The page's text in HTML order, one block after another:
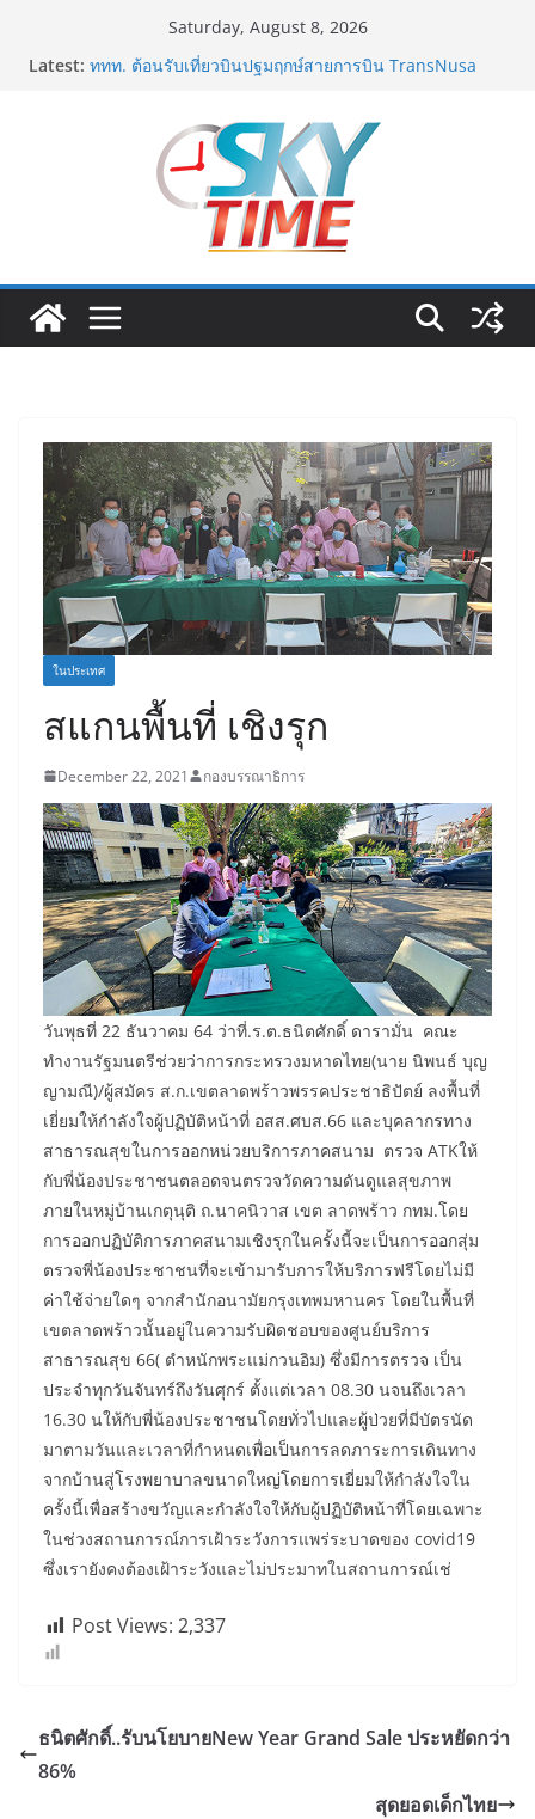
Saturday, August 8, 2026
Latest: ททท. เดินหน้ารุกตลาด Corporate Travel ดึงเอเย่นต์กว่า
ททท. ต้อนรับเที่ยวบินปฐมฤกษ์สายการบิน TransNusa
Airlines เส้นทางจาการ์ตา-กรุงเทพฯ เสริม Air
Connectivity ดึงนักท่องเที่ยวคุณภาพจากอินโดนีเซีย เริ่ม
เที่ยวแรกบินแรก 6 สิงหาคมนี้
ม.วลัยลักษณ์ จับมือ รพ.กรุงเทพสิริโรจน์ ยกระดับ
สารสนเทศการแพทย์-เวชศาสตร์ป้องกัน สู่ศูนย์กลางภาค
ใต้ตอนบน
รฟท. เปิดเวทีรับฟังความคิดเห็นประชาชน ครั้งที่ 2
โครงการรถไฟฟ้าสายสีแดงเข้ม “วงเวียนใหญ่–มหาชัย”
เดินหน้าพัฒนาโครงการบนพื้นฐานข้อเท็จจริงและการมี
บล็อกเล็ก ผิดพลาด
ในประเทศ
สแกนพื้นที่ เชิงรุก
December 22, 2021 กองบรรณาธิการ
วันพุธที่ 22 ธันวาคม 64 ว่าที่.ร.ต.ธนิตศักดิ์ ดารามั่น คณะ
ทำงานรัฐมนตรีช่วยว่าการกระทรวงมหาดไทย(นาย นิพนธ์ บุญ
ญามณี)/ผู้สมัคร ส.ก.เขตลาดพร้าวพรรคประชาธิปัตย์ ลงพื้นที่
เยี่ยมให้กำลังใจผู้ปฏิบัติหน้าที่ อสส.ศบส.66 และบุคลากรทาง
สาธารณสุขในการออกหน่วยบริการภาคสนาม ตรวจ ATKให้
กับพี่น้องประชาชนตลอดจนตรวจวัดความดันดูแลสุขภาพ
ภายในหมู่บ้านเกตุนุติ ถ.นาคนิวาส เขต ลาดพร้าว กทม.โดย
การออกปฏิบัติการภาคสนามเชิงรุกในครั้งนี้จะเป็นการออกสุ่ม
ตรวจพี่น้องประชาชนที่จะเข้ามารับการให้บริการฟรีโดยไม่มี
ค่าใช้จ่ายใดๆ จากสำนักอนามัยกรุงเทพมหานคร โดยในพื้นที่
เขตลาดพร้าวนั้นอยู่ในความรับผิดชอบของศูนย์บริการ
สาธารณสุข 66( ตําหนักพระแม่กวนอิม) ซึ่งมีการตรวจ เป็น
ประจำทุกวันจันทร์ถึงวันศุกร์ ตั้งแต่เวลา 08.30 นจนถึงเวลา
16.30 นให้กับพี่น้องประชาชนโดยทั่วไปและผู้ป่วยที่มีบัตรนัด
มาตามวันและเวลาที่กำหนดเพื่อเป็นการลดภาระการเดินทาง
จากบ้านสู่โรงพยาบาลขนาดใหญ่โดยการเยี่ยมให้กำลังใจใน
ครั้งนี้เพื่อสร้างขวัญและกำลังใจให้กับผู้ปฏิบัติหน้าที่โดยเฉพาะ
ในช่วงสถานการณ์การเฝ้าระวังการแพร่ระบาดของ covid19
ซึ่งเรายังคงต้องเฝ้าระวังและไม่ประมาทในสถานการณ์เช่
Post Views: 2,337
ธนิตศักดิ์..รับนโยบายNew Year Grand Sale ประหยัดกว่า
86%
สุดยอดเด็กไทย